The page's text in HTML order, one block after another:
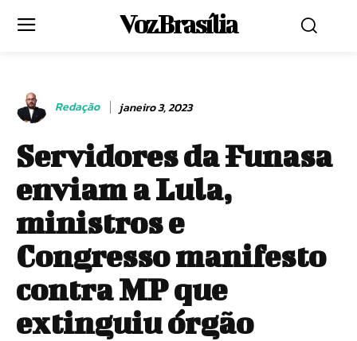
Voz Brasília
Redação janeiro 3, 2023
Servidores da Funasa
enviam a Lula,
ministros e
Congresso manifesto
contra MP que
extinguiu órgão